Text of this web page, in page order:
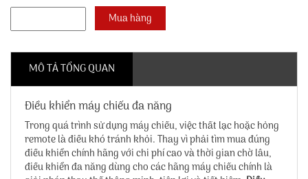
MÔ TẢ TỔNG QUAN
Điều khiển máy chiếu đa năng
Trong quá trình sử dụng máy chiếu, việc thất lạc hoặc hỏng
remote là điều khó tránh khỏi. Thay vì phải tìm mua đúng
điều khiển chính hãng với chi phí cao và thời gian chờ lâu,
điều khiển đa năng dùng cho các hãng máy chiếu chính là